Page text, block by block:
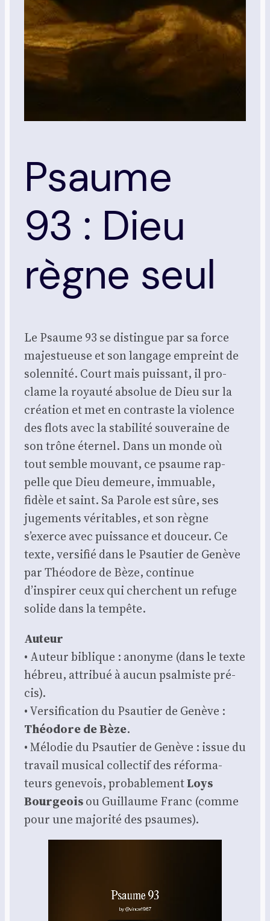
Psaume
93 : Dieu
règne seul
Le Psaume 93 se dis­tingue par sa force
majes­tueuse et son lan­gage empreint de
solen­ni­té. Court mais puis­sant, il pro­
clame la royau­té abso­lue de Dieu sur la
créa­tion et met en contraste la vio­lence
des flots avec la sta­bi­li­té sou­ve­raine de
son trône éter­nel. Dans un monde où
tout semble mou­vant, ce psaume rap­
pelle que Dieu demeure, immuable,
fidèle et saint. Sa Parole est sûre, ses
juge­ments véri­tables, et son règne
s’exerce avec puis­sance et dou­ceur. Ce
texte, ver­si­fié dans le Psau­tier de Genève
par Théo­dore de Bèze, conti­nue
d’inspirer ceux qui cherchent un refuge
solide dans la tem­pête.
Auteur
• Auteur biblique : ano­nyme (dans le texte
hébreu, attri­bué à aucun psal­miste pré­
cis).
• Ver­si­fi­ca­tion du Psau­tier de Genève :
Théo­dore de Bèze.
• Mélo­die du Psau­tier de Genève : issue du
tra­vail musi­cal col­lec­tif des réfor­ma­
teurs gene­vois, pro­ba­ble­mentLoys
Bour­geoisou Guillaume Franc (comme
pour une majo­ri­té des psaumes).